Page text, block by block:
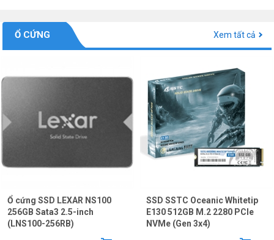
Ổ CỨNG Xem tất cả
Ổ cứng SSD LEXAR NS100
256GB Sata3 2.5-inch
(LNS100-256RB)
SSD SSTC Oceanic Whitetip
E130 512GB M.2 2280 PCIe
NVMe (Gen 3x4)